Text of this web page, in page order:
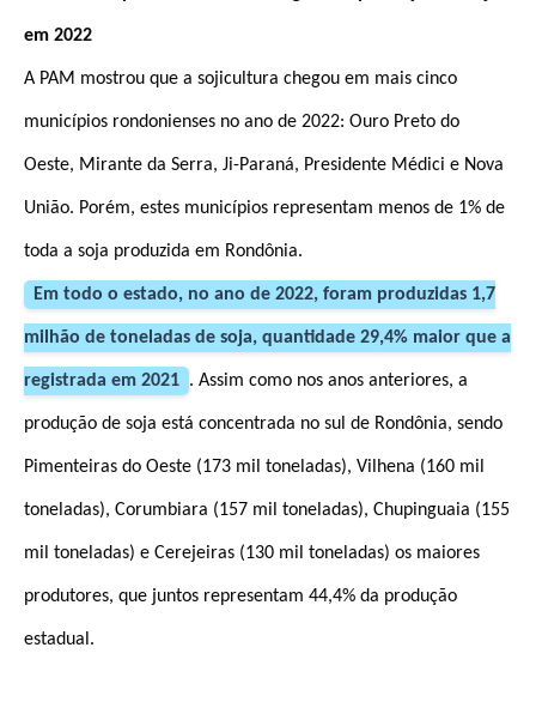
em 2022
A PAM mostrou que a sojicultura chegou em mais cinco
municípios rondonienses no ano de 2022: Ouro Preto do
Oeste, Mirante da Serra, Ji-Paraná, Presidente Médici e Nova
União. Porém, estes municípios representam menos de 1% de
toda a soja produzida em Rondônia.
Em todo o estado, no ano de 2022, foram produzidas 1,7
milhão de toneladas de soja, quantidade 29,4% maior que a
registrada em 2021 . Assim como nos anos anteriores, a
produção de soja está concentrada no sul de Rondônia, sendo
Pimenteiras do Oeste (173 mil toneladas), Vilhena (160 mil
toneladas), Corumbiara (157 mil toneladas), Chupinguaia (155
mil toneladas) e Cerejeiras (130 mil toneladas) os maiores
produtores, que juntos representam 44,4% da produção
estadual.